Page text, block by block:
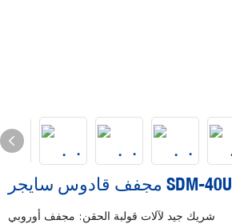
مجفف قادوس سايجر SDM-40U
شريك جيد لآلات قولبة الحقن: مجفف أوروبي